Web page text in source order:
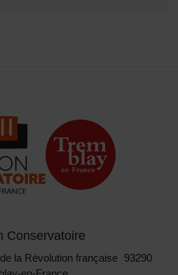
Conservatoire
la Révolution française 93290